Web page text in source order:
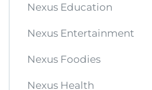
Nexus Education
Nexus Entertainment
Nexus Foodies
Nexus Health